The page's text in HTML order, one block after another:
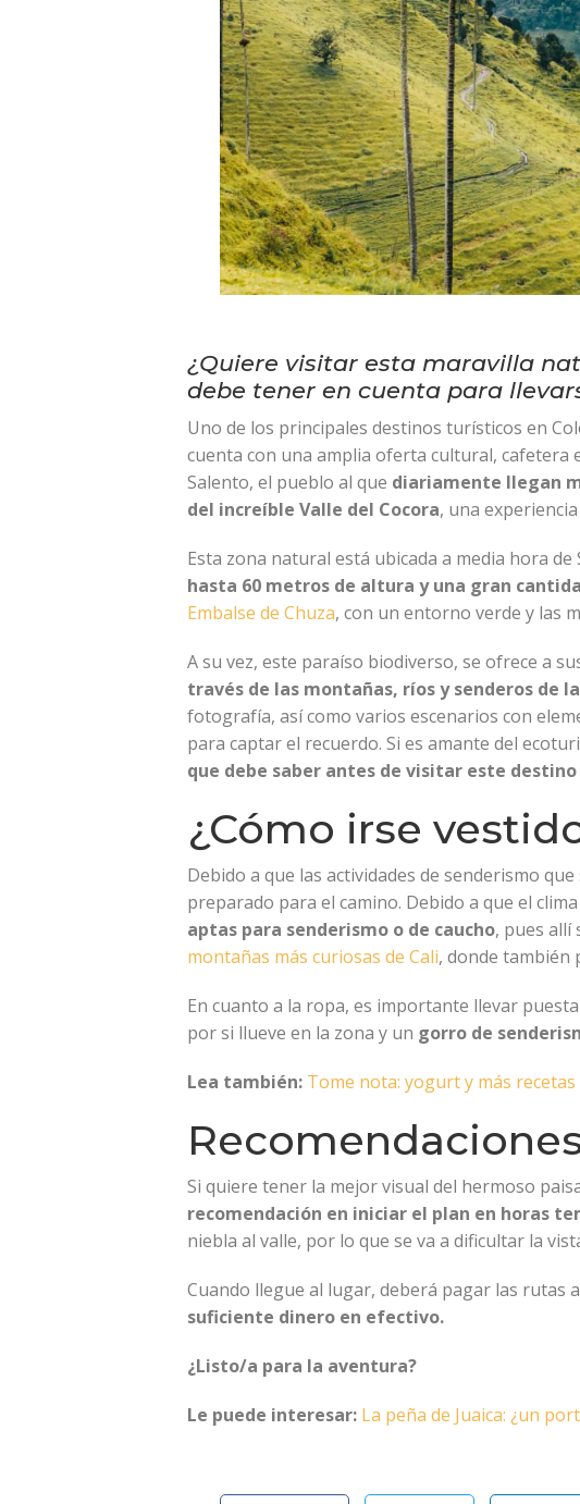
¿Quiere visitar esta maravilla
debe tener en cuenta para
Uno de los principales destinos turísticos en
cuenta con una amplia oferta cultural, cafetera
Salento, el pueblo al que diariamente llegan
del increíble Valle del Cocora, una
Esta zona natural está ubicada a media hora
hasta 60 metros de altura y una gran
Embalse de Chuza, con un entorno verde y las
A su vez, este paraíso biodiverso, se ofrece a
través de las montañas, ríos y senderos de
fotografía, así como varios escenarios con
para captar el recuerdo. Si es amante del
que debe saber antes de visitar este
¿Cómo irse
Debido a que las actividades de senderismo
preparado para el camino. Debido a que el
aptas para senderismo o de caucho, pues allí
montañas más curiosas de Cali, donde también
En cuanto a la ropa, es importante llevar puesta
por si llueve en la zona y un gorro de
Lea también: Tome nota: yogurt y más
Si quiere tener la mejor visual del hermoso
recomendación en iniciar el plan en horas
niebla al valle, por lo que se va a dificultar la
Cuando llegue al lugar, deberá pagar las rutas
suficiente dinero en efectivo.
¿Listo/a para la aventura?
Le puede interesar: La peña de Juaica: ¿un